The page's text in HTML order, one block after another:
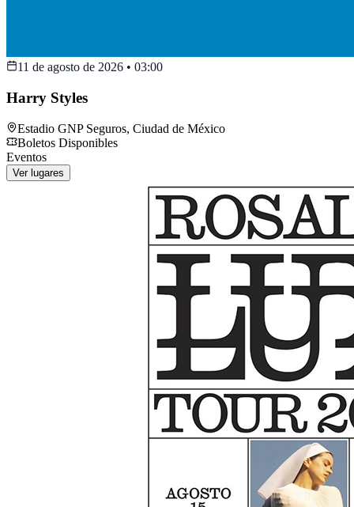
11 de agosto de 2026 • 03:00
Harry Styles
Estadio GNP Seguros, Ciudad de México
Boletos Disponibles
Eventos
Ver lugares